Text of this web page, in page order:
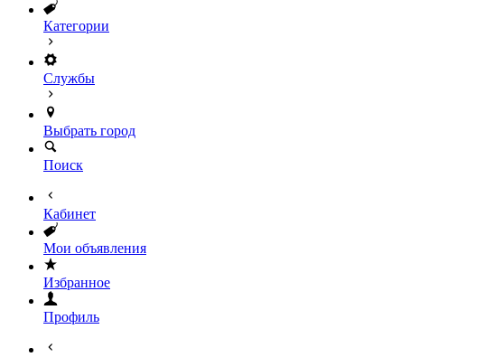
Категории
Службы
Выбрать город
Поиск
Кабинет
Мои объявления
Избранное
Профиль